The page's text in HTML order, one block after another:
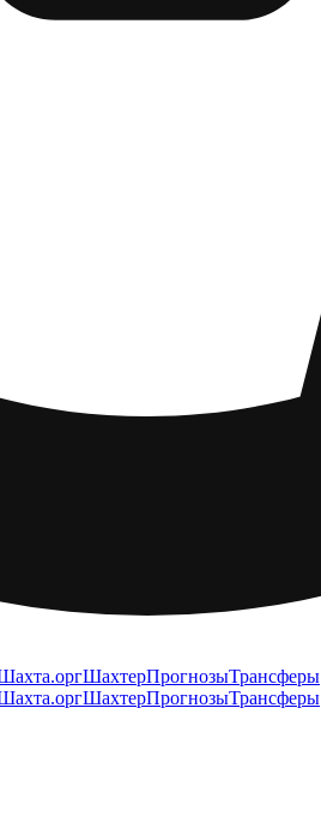
ШахтерПрогнозыТрансферы
ШахтерПрогнозыТрансферы